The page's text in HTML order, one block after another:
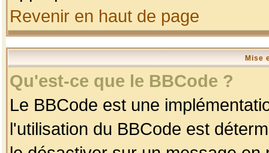
Revenir en haut de page
Mise
Qu'est-ce que le BBCode ?
Le BBCode est une
l'utilisation du BBCode est